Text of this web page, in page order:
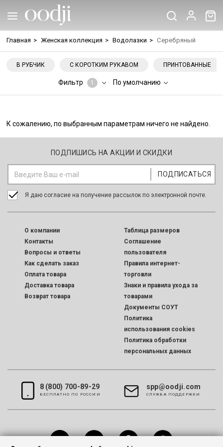
Главная > Женская коллекция > Водолазки > Серебряный
В РУБЧИК С КОРОТКИМ РУКАВОМ ПРИНТОВАННЫЕ
Фильтр 1 По умолчанию
К сожалению, по выбранным параметрам ничего не найдено.
ПОДПИШИСЬ НА АКЦИИ И СКИДКИ
Я даю согласие на получение рассылок по электронной почте.
O компании
Контакты
Вопросы и ответы
Как сделать заказ
Оплата товара
Доставка товара
Возврат товара
Таблица размеров
Соглашение
пользователя
Правила интернет-
торговли
Знаки и правила ухода за
товарами
Документы СОУТ
Политика
использования cookies
Политика обработки
персональных данных
8 (800) 700-89-29
БЕСПЛАТНО ПО РОССИИ
spp@oodji.com
CЛУЖБА ПОДДЕРЖКИ